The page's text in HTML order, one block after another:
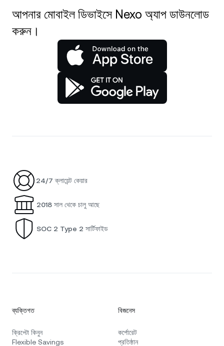
আপনার মোবাইল ডিভাইসে Nexo অ্যাপ ডাউনলোড
করুন।
24/7 ক্লায়েন্ট কেয়ার
2018 সাল থেকে চালু আছে
SOC 2 Type 2 সার্টিফাইড
ব্যক্তিগত
ক্রিপ্টো কিনুন
Flexible Savings
বিজনেস
কর্পোরেট
প্রতিষ্ঠান